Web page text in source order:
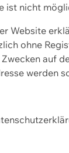
ist nicht
Website
ohne
auf
werden